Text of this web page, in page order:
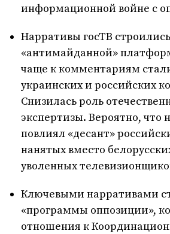
информационной войне с
Нарративы госТВ
«антимайданной»
чаще к комментариям
украинских и российских
Снизилась роль
экспертизы. Вероятно, что
повлиял «десант»
нанятых вместо
уволенных
Ключевыми нарративами
«программы оппозиции»,
отношения к